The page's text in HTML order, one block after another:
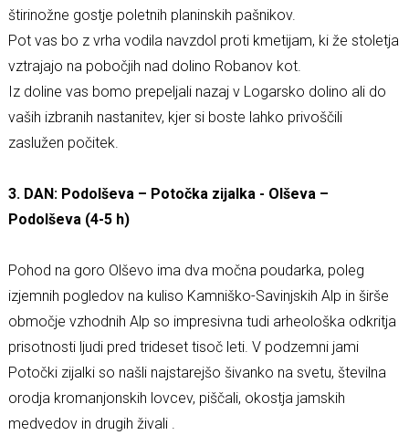
štirinožne gostje poletnih planinskih pašnikov.
Pot vas bo z vrha vodila navzdol proti kmetijam, ki že stoletja
vztrajajo na pobočjih nad dolino Robanov kot.
Iz doline vas bomo prepeljali nazaj v Logarsko dolino ali do
vaših izbranih nastanitev, kjer si boste lahko privoščili
zaslužen počitek.
3. DAN: Podolševa – Potočka zijalka - Olševa –
Podolševa (4-5 h)
Pohod na goro Olševo ima dva močna poudarka, poleg
izjemnih pogledov na kuliso Kamniško-Savinjskih Alp in širše
območje vzhodnih Alp so impresivna tudi arheološka odkritja
prisotnosti ljudi pred trideset tisoč leti. V podzemni jami
Potočki zijalki so našli najstarejšo šivanko na svetu, številna
orodja kromanjonskih lovcev, piščali, okostja jamskih
medvedov in drugih živali .